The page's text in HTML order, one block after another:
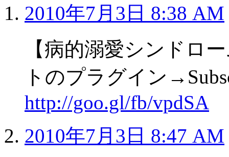
2010年7月3日 8:38 AM
【病的溺愛シンドロ
トのプラグイン
http://goo.gl/fb/vpdSA
2010年7月3日 8:47 AM